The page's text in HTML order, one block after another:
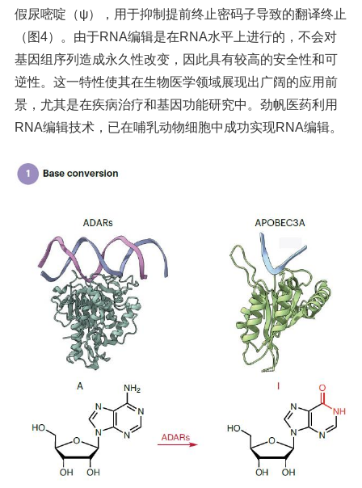
假尿嘧啶（ψ），用于抑制提前终止密码子导致的翻译终止
（图4）。由于RNA编辑是在RNA水平上进行的，不会对
基因组序列造成永久性改变，因此具有较高的安全性和可
逆性。这一特性使其在生物医学领域展现出广阔的应用前
景，尤其是在疾病治疗和基因功能研究中。劲帆医药利用
RNA编辑技术，已在哺乳动物细胞中成功实现RNA编辑。